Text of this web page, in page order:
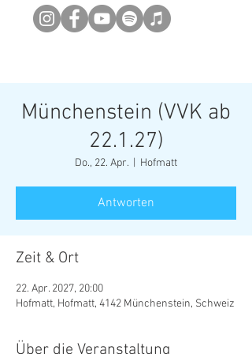
Münchenstein (VVK ab
22.1.27)
Do., 22. Apr. Hofmatt
Antworten
Zeit & Ort
22. Apr. 2027, 20:00
Hofmatt, Hofmatt, 4142 Münchenstein, Schweiz
Über die Veranstaltung